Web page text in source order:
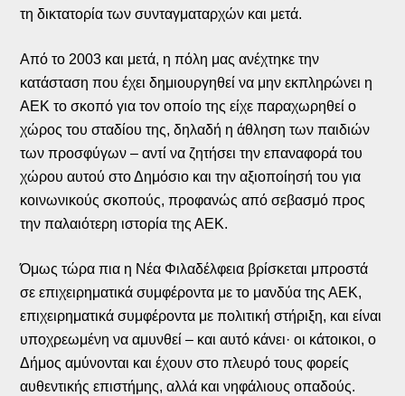
τη δικτατορία των συνταγματαρχών και μετά.
Από το 2003 και μετά, η πόλη μας ανέχτηκε την
κατάσταση που έχει δημιουργηθεί να μην εκπληρώνει η
ΑΕΚ το σκοπό για τον οποίο της είχε παραχωρηθεί ο
χώρος του σταδίου της, δηλαδή η άθληση των παιδιών
των προσφύγων – αντί να ζητήσει την επαναφορά του
χώρου αυτού στο Δημόσιο και την αξιοποίησή του για
κοινωνικούς σκοπούς, προφανώς από σεβασμό προς
την παλαιότερη ιστορία της ΑΕΚ.
Όμως τώρα πια η Νέα Φιλαδέλφεια βρίσκεται μπροστά
σε επιχειρηματικά συμφέροντα με το μανδύα της ΑΕΚ,
επιχειρηματικά συμφέροντα με πολιτική στήριξη, και είναι
υποχρεωμένη να αμυνθεί – και αυτό κάνει· οι κάτοικοι, ο
Δήμος αμύνονται και έχουν στο πλευρό τους φορείς
αυθεντικής επιστήμης, αλλά και νηφάλιους οπαδούς.